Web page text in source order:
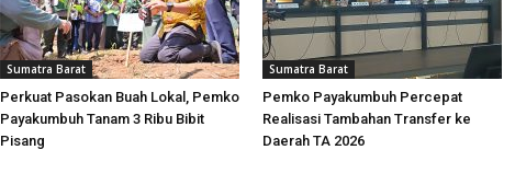
Sumatra Barat
Perkuat Pasokan Buah Lokal, Pemko
Payakumbuh Tanam 3 Ribu Bibit
Pisang
Sumatra Barat
Pemko Payakumbuh Percepat
Realisasi Tambahan Transfer ke
Daerah TA 2026